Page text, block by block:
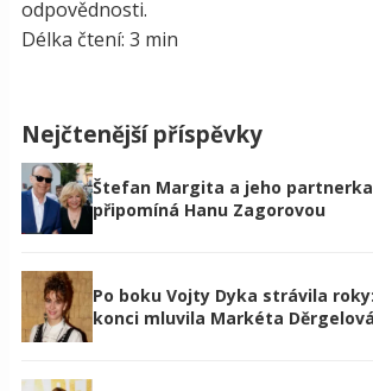
odpovědnosti.
Délka čtení: 3 min
Nejčtenější příspěvky
Štefan Margita a jeho
připomíná Hanu Zagorovou
Po boku Vojty Dyka strávila
konci mluvila Markéta